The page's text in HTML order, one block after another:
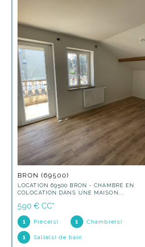
BRON (69500)
LOCATION 69500 BRON - CHAMBRE EN
COLOCATION DANS UNE MAISON...
590 € CC*
1 Pièce(s) 1 Chambre(s)
1 Salle(s) de bain